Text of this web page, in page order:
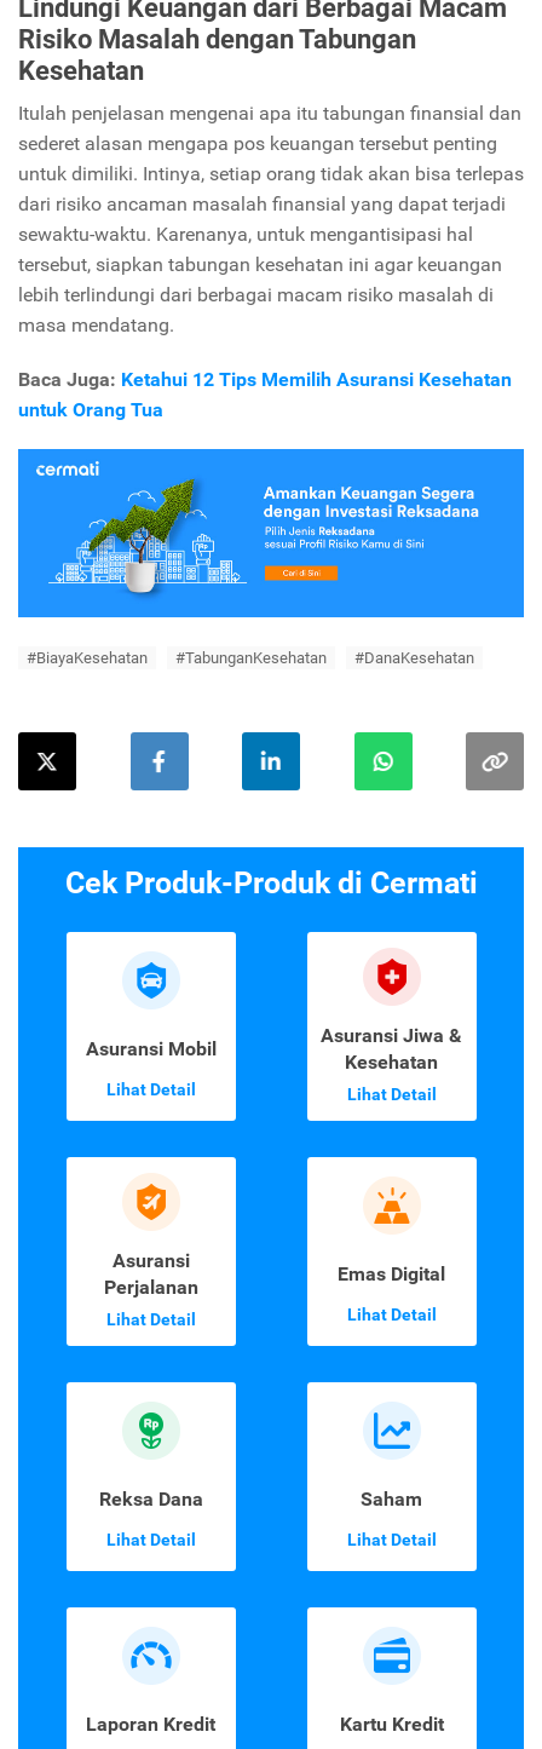
Lindungi Keuangan dari Berbagai Macam
Risiko Masalah dengan Tabungan
Kesehatan
Itulah penjelasan mengenai apa itu tabungan finansial dan
sederet alasan mengapa pos keuangan tersebut penting
untuk dimiliki. Intinya, setiap orang tidak akan bisa terlepas
dari risiko ancaman masalah finansial yang dapat terjadi
sewaktu-waktu. Karenanya, untuk mengantisipasi hal
tersebut, siapkan tabungan kesehatan ini agar keuangan
lebih terlindungi dari berbagai macam risiko masalah di
masa mendatang.
Baca Juga: Ketahui 12 Tips Memilih Asuransi Kesehatan
untuk Orang Tua
#BiayaKesehatan #TabunganKesehatan #DanaKesehatan
Cek Produk-Produk di Cermati
Asuransi Mobil
Lihat Detail
Asuransi Jiwa &
Kesehatan
Lihat Detail
Asuransi
Perjalanan
Lihat Detail
Emas Digital
Lihat Detail
Reksa Dana
Lihat Detail
Saham
Lihat Detail
Laporan Kredit Kartu Kredit